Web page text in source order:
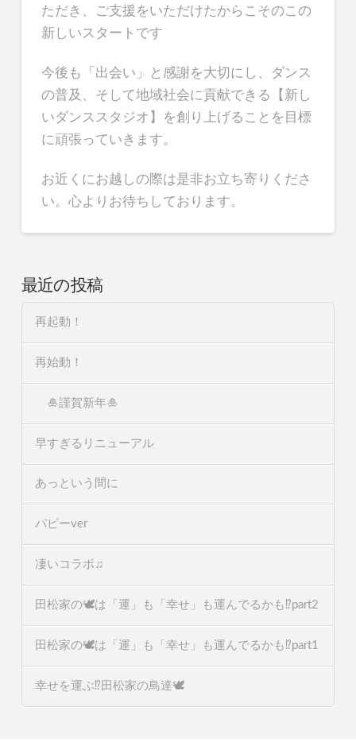
ただき、ご支援をいただけたからこそのこの
新しいスタートです
今後も「出会い」と感謝を大切にし、ダンス
の普及、そして地域社会に貢献できる【新し
いダンススタジオ】を創り上げることを目標
に頑張っていきます。
お近くにお越しの際は是非お立ち寄りくださ
い。心よりお待ちしております。
最近の投稿
再起動！
再始動！
🎍謹賀新年🎍
早すぎるリニューアル
あっという間に
パピーver
凄いコラボ♫
田松家の🕊️は「運」も「幸せ」も運んでるかも⁉️part2
田松家の🕊️は「運」も「幸せ」も運んでるかも⁉️part1
幸せを運ぶ⁉️田松家の鳥達🕊️